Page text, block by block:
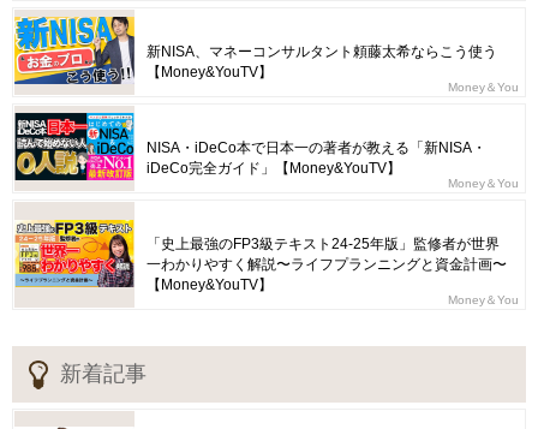
新NISA、マネーコンサルタント頼藤太希ならこう使う
【Money&YouTV】
Money＆You
NISA・iDeCo本で日本一の著者が教える「新NISA・
iDeCo完全ガイド」【Money&YouTV】
Money＆You
「史上最強のFP3級テキスト24-25年版」監修者が世界
一わかりやすく解説〜ライフプランニングと資金計画〜
【Money&YouTV】
Money＆You
新着記事